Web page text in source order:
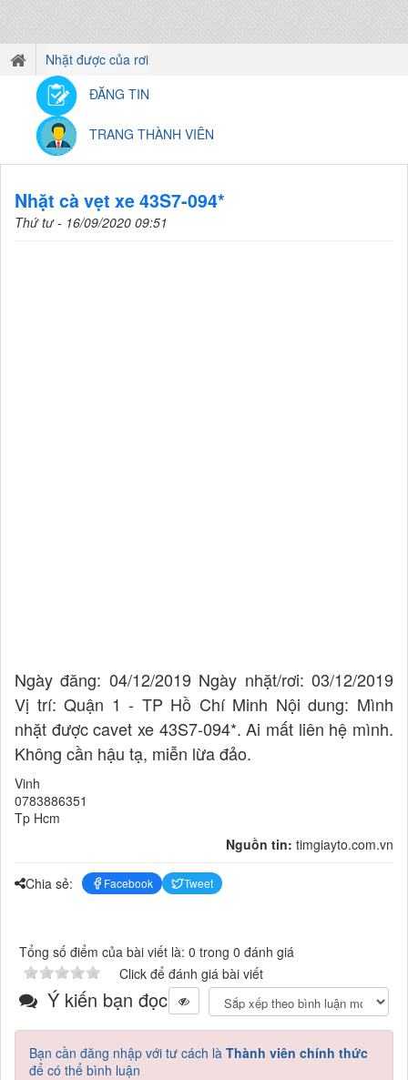
Nhặt được của rơi
ĐĂNG TIN
TRANG THÀNH VIÊN
Nhặt cà vẹt xe 43S7-094*
Thứ tư - 16/09/2020 09:51
Ngày đăng: 04/12/2019 Ngày nhặt/rơi: 03/12/2019
Vị trí: Quận 1 - TP Hồ Chí Minh Nội dung: Mình
nhặt được cavet xe 43S7-094*. Ai mất liên hệ mình.
Không cần hậu tạ, miễn lừa đảo.
Vinh
0783886351
Tp Hcm
Nguồn tin: timgiayto.com.vn
Chia sẻ: Facebook Tweet
Tổng số điểm của bài viết là: 0 trong 0 đánh giá
Click để đánh giá bài viết
Ý kiến bạn đọc
Bạn cần đăng nhập với tư cách là Thành viên chính thức
để có thể bình luận